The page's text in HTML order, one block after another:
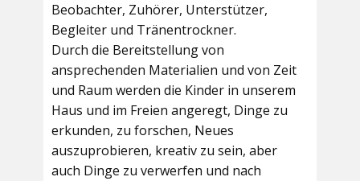
Beobachter, Zuhörer, Unterstützer,
Begleiter und Tränentrockner.
Durch die Bereitstellung von
ansprechenden Materialien und von Zeit
und Raum werden die Kinder in unserem
Haus und im Freien angeregt, Dinge zu
erkunden, zu forschen, Neues
auszuprobieren, kreativ zu sein, aber
auch Dinge zu verwerfen und nach